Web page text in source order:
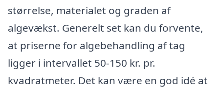
størrelse, materialet og graden af
algevækst. Generelt set kan du forvente,
at priserne for algebehandling af tag
ligger i intervallet 50-150 kr. pr.
kvadratmeter. Det kan være en god idé at